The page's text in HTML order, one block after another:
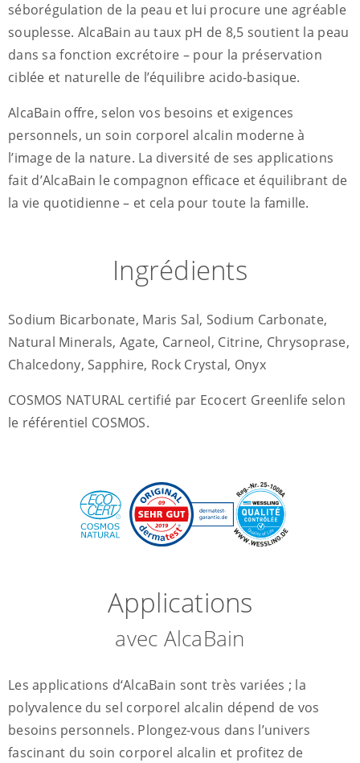
séborégulation de la peau et lui procure une agréable
souplesse. AlcaBain au taux pH de 8,5 soutient la peau
dans sa fonction excrétoire – pour la préservation
ciblée et naturelle de l’équilibre acido-basique.
AlcaBain offre, selon vos besoins et exigences
personnels, un soin corporel alcalin moderne à
l’image de la nature. La diversité de ses applications
fait d’AlcaBain le compagnon efficace et équilibrant de
la vie quotidienne – et cela pour toute la famille.
Ingrédients
Sodium Bicarbonate, Maris Sal, Sodium Carbonate,
Natural Minerals, Agate, Carneol, Citrine, Chrysoprase,
Chalcedony, Sapphire, Rock Crystal, Onyx
COSMOS NATURAL certifié par Ecocert Greenlife selon
le référentiel COSMOS.
Applications
avec AlcaBain
Les applications d‘AlcaBain sont très variées ; la
polyvalence du sel corporel alcalin dépend de vos
besoins personnels. Plongez-vous dans l’univers
fascinant du soin corporel alcalin et profitez de